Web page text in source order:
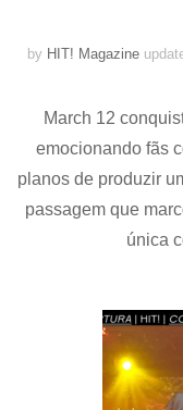
by HIT! Magazine
March 12
emocionando fãs
planos de produzir
passagem que
única